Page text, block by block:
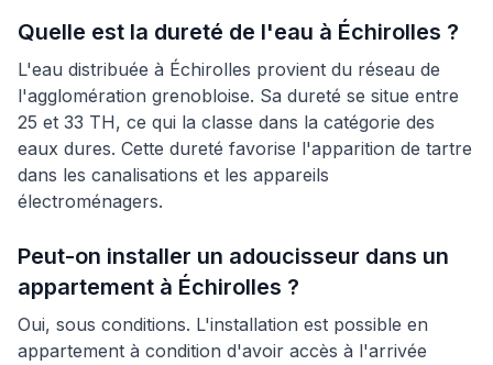
Quelle est la dureté de l'eau à Échirolles ?
L'eau distribuée à Échirolles provient du réseau de
l'agglomération grenobloise. Sa dureté se situe entre
25 et 33 TH, ce qui la classe dans la catégorie des
eaux dures. Cette dureté favorise l'apparition de tartre
dans les canalisations et les appareils
électroménagers.
Peut-on installer un adoucisseur dans un
appartement à Échirolles ?
Oui, sous conditions. L'installation est possible en
appartement à condition d'avoir accès à l'arrivée